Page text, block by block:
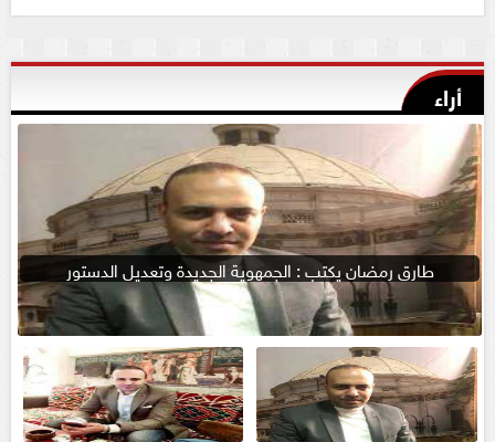
أراء
طارق رمضان يكتب : الجمهوية الجديدة وتعديل الدستور